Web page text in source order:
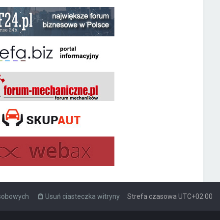
Strefa czasowa UTC+02:00
Usuń ciasteczka witryny